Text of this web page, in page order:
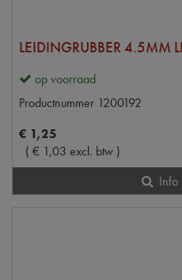
LEIDINGRUBBER 4.5MM
op voorraad
Productnummer 1200192
€ 1,25
( € 1,03 excl. btw )
Info